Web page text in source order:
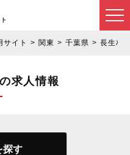
イト 関東 千葉県 長生村
求人情報
探す